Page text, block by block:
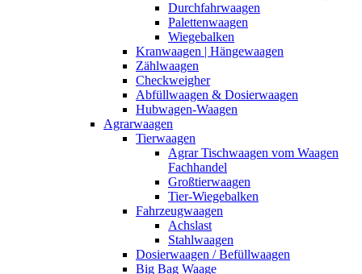
Durchfahrwaagen
Palettenwaagen
Wiegebalken
Kranwaagen | Hängewaagen
Zählwaagen
Checkweigher
Abfüllwaagen & Dosierwaagen
Hubwagen-Waagen
Agrarwaagen
Tierwaagen
Agrar Tischwaagen vom Waagen
Fachhandel
Großtierwaagen
Tier-Wiegebalken
Fahrzeugwaagen
Achslast
Stahlwaagen
Dosierwaagen / Befüllwaagen
Big Bag Waage